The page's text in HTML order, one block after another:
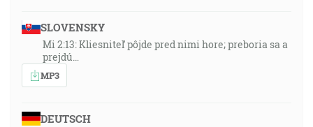
SLOVENSKY
Mi 2:13: Kliesniteľ pôjde pred nimi hore; preboria sa a
prejdú…
MP3
DEUTSCH